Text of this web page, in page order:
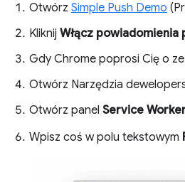
Otwórz Simple Push Demo
Kliknij Włącz powiadomienia
Gdy Chrome poprosi Cię o
Otwórz Narzędzia
Otwórz panel Service
Wpisz coś w polu tekstowym